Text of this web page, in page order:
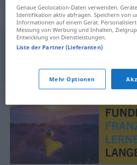
Synonyme für
Alleinherrschaft
© OpenThesaurus.de
Genaue Geolocation-Daten verwenden.
Identifikation aktiv abfragen. Speichern von
Informationen auf einem Gerät.
Messung von Werbung und Inhalten,
Entwicklung von Dienstleistungen.
Liste der Partner (Lieferanten)
Mehr Optionen